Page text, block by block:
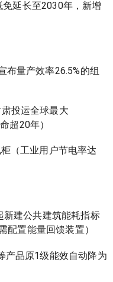
延长至2030年，新增
布量产效率26.5%的组
投运全球最大
超20年）
（工业用户节电率达
建公共建筑能耗指标
配置能量回馈装置）
产品原1级能效自动降为